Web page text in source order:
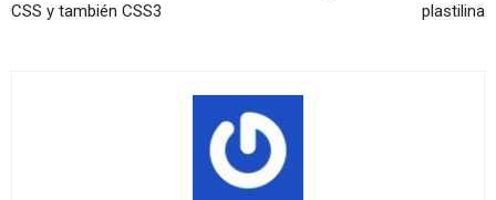
CSS y también CSS3
plastilina